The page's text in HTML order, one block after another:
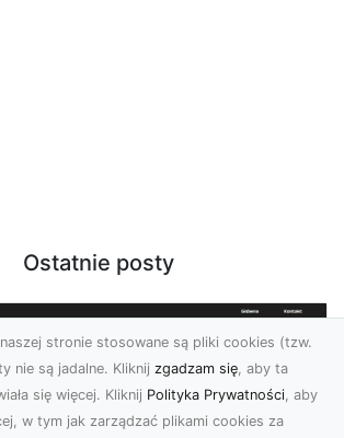
Ostatnie posty
stronie stosowane są pliki cookies (tzw.
nie są jadalne. Kliknij zgadzam się, aby ta
się więcej. Kliknij Polityka Prywatności, aby
w tym jak zarządzać plikami cookies za